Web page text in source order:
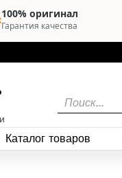
100% оригинал
Гарантия качества
Каталог товаров